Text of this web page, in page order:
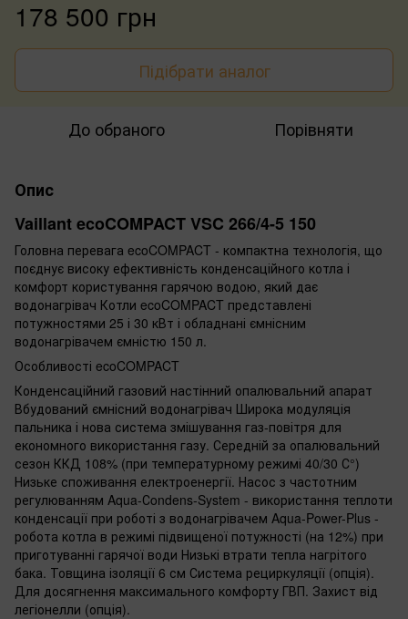
178 500 грн
Підібрати аналог
До обраного Порівняти
Опис
Vaillant ecoCOMPACT VSC 266/4-5 150
Головна перевага ecoCOMPACT - компактна технологія, що
поєднує високу ефективність конденсаційного котла і
комфорт користування гарячою водою, який дає
водонагрівач Котли ecoCOMPACT представлені
потужностями 25 і 30 кВт і обладнані ємнісним
водонагрівачем ємністю 150 л.
Особливості ecoCOMPACT
Конденсаційний газовий настінний опалювальний апарат
Вбудований ємнісний водонагрівач Широка модуляція
пальника і нова система змішування газ-повітря для
економного використання газу. Середній за опалювальний
сезон ККД 108% (при температурному режимі 40/30 С°)
Низьке споживання електроенергії. Насос з частотним
регулюванням Aqua-Сondens-System - використання теплоти
конденсації при роботі з водонагрівачем Aqua-Power-Plus -
робота котла в режимі підвищеної потужності (на 12%) при
приготуванні гарячої води Низькі втрати тепла нагрітого
бака. Товщина ізоляції 6 см Система рециркуляції (опція).
Для досягнення максимального комфорту ГВП. Захист від
легіонелли (опція).